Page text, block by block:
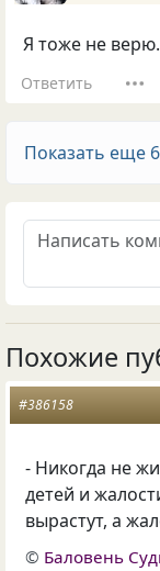
Я тоже не
Ответить
Показать еще
Похожие
#386158
- Никогда не
детей и
вырастут, а
© Баловень